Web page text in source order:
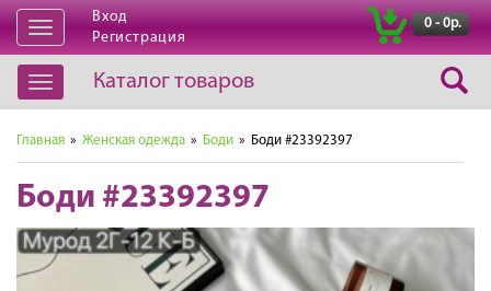
Открыть
навигацию
Вход
Регистрация
0 - 0р.
Открыть
навигацию
Каталог товаров
Главная » Женская одежда » Боди » Боди #23392397
Боди #23392397